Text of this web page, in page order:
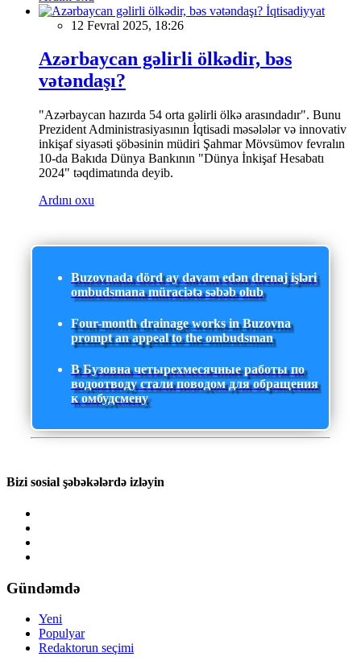
İqtisadiyyat
12 Fevral 2025, 18:26
Azərbaycan gəlirli ölkədir, bəs
vətəndaşı?
"Azərbaycan hazırda 54 orta gəlirli ölkə arasındadır". Bunu
Prezident Administrasiyasının İqtisadi məsələlər və innovativ
inkişaf siyasəti şöbəsinin müdiri Şahmar Mövsümov fevralın
10-da Bakıda Dünya Bankının "Dünya İnkişaf Hesabatı
2024" təqdimatında deyib.
Ardını oxu
Buzovnada dörd ay davam edən drenaj işləri
ombudsmana müraciətə səbəb olub
Four-month drainage works in Buzovna
prompt an appeal to the ombudsman
В Бузовна четырехмесячные работы по
водоотводу стали поводом для обращения
к омбудсмену
Bizi sosial şəbəkələrdə izləyin
Gündəmdə
Yeni
Populyar
Redaktorun seçimi